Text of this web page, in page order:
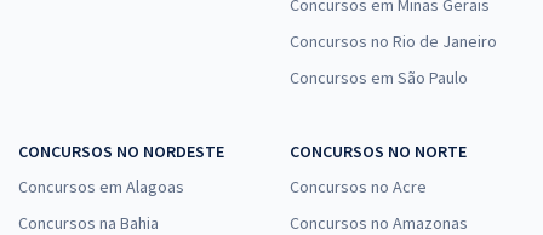
Concursos em Minas Gerais
Concursos no Rio de Janeiro
Concursos em São Paulo
CONCURSOS NO NORDESTE
Concursos em Alagoas
Concursos na Bahia
CONCURSOS NO NORTE
Concursos no Acre
Concursos no Amazonas